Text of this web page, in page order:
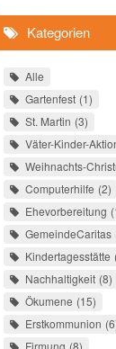
Kategorien
Alle
Gartenfest 1
St. Martin 3
Väter-Kinder-
Weihnachts-
Computerhilfe 2
Ehevorbereitung
GemeindeCaritas
Kindertagesstätte
Nachhaltigkeit 8
Ökumene 15
Erstkommunion 6
Firmung 8